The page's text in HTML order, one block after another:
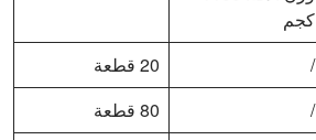
كجم
/
20 قطعة
/ 80 قطعة